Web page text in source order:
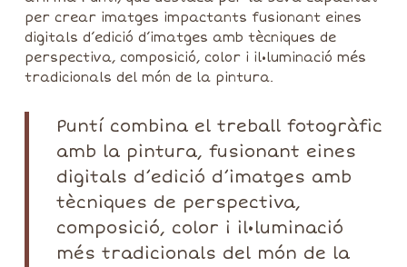
per crear imatges impactants fusionant eines
digitals d’edició d’imatges amb tècniques de
perspectiva, composició, color i il•luminació més
tradicionals del món de la pintura.
Puntí combina el treball fotogràfic
amb la pintura, fusionant eines
digitals d’edició d’imatges amb
tècniques de perspectiva,
composició, color i il•luminació
més tradicionals del món de la